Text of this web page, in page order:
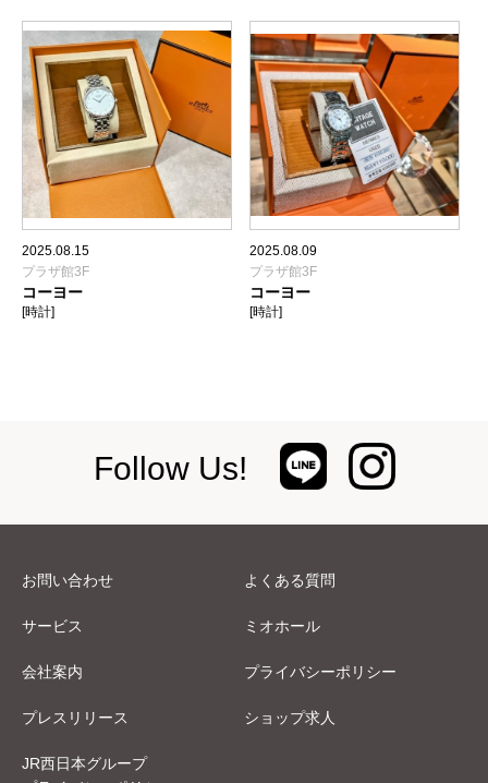
2025.08.15
プラザ館3F
コーヨー
[時計]
2025.08.09
プラザ館3F
コーヨー
[時計]
Follow Us!
お問い合わせ よくある質問
サービス ミオホール
会社案内 プライバシーポリシー
プレスリリース ショップ求人
JR西日本グループ